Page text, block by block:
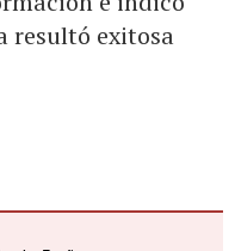
resultó exitosa